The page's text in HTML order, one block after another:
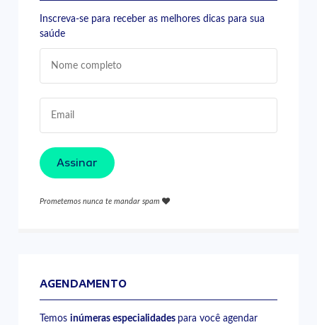
Inscreva-se para receber as melhores dicas para sua
saúde
Assinar
Prometemos nunca te mandar spam
AGENDAMENTO
Temosinúmeras especialidades para você agendar